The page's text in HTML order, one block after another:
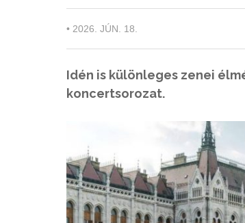
• 2026. JÚN. 18.
Idén is különleges zenei
koncertsorozat.